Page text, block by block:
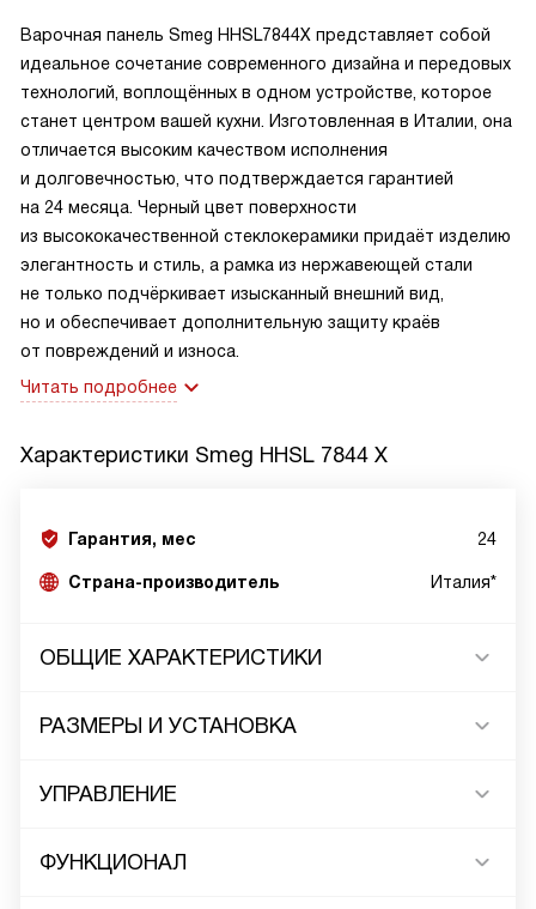
Варочная панель Smeg HHSL7844X представляет собой
идеальное сочетание современного дизайна и передовых
технологий, воплощённых в одном устройстве, которое
станет центром вашей кухни. Изготовленная в Италии, она
отличается высоким качеством исполнения
и долговечностью, что подтверждается гарантией
на 24 месяца. Черный цвет поверхности
из высококачественной стеклокерамики придаёт изделию
элегантность и стиль, а рамка из нержавеющей стали
не только подчёркивает изысканный внешний вид,
но и обеспечивает дополнительную защиту краёв
от повреждений и износа.
Читать подробнее
Характеристики Smeg HHSL 7844 X
Гарантия, мес 24
Страна-производитель Италия*
ОБЩИЕ ХАРАКТЕРИСТИКИ
РАЗМЕРЫ И УСТАНОВКА
УПРАВЛЕНИЕ
ФУНКЦИОНАЛ